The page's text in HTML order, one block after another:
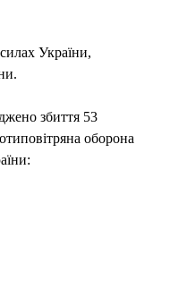
України,
збиття 53
оборона